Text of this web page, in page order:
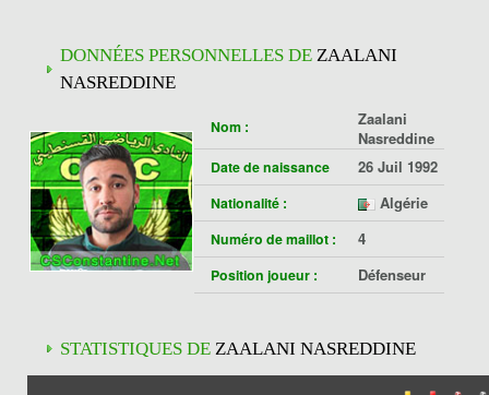
DONNÉES PERSONNELLES DE ZAALANI
NASREDDINE
Nom :
Zaalani
Nasreddine
Date de naissance 26 Juil 1992
Nationalité : Algérie
Numéro de maillot : 4
Position joueur : Défenseur
STATISTIQUES DE ZAALANI NASREDDINE